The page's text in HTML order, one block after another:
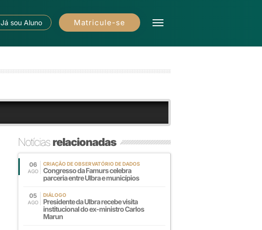
Já sou Aluno Matricule-se
Notíciasrelacionadas
06
AGO
CRIAÇÃO DE OBSERVATÓRIO DE DADOS
Congresso da Famurs celebra
parceria entre Ulbra e municípios
05
AGO
DIÁLOGO
Presidente da Ulbra recebe visita
institucional do ex-ministro Carlos
Marun